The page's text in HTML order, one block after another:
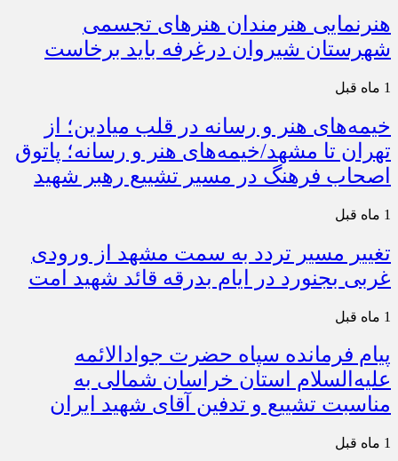
هنرنمایی هنرمندان هنرهای تجسمی
شهرستان شیروان درغرفه باید برخاست
1 ماه قبل
خیمه‌های هنر و رسانه در قلب میادین؛ از
تهران تا مشهد/خیمه‌های هنر و رسانه؛ پاتوق
اصحاب فرهنگ در مسیر تشییع رهبر شهید
1 ماه قبل
تغییر مسیر تردد به سمت مشهد از ورودی
غربی بجنورد در ایام بدرقه قائد شهید امت
1 ماه قبل
پیام فرمانده سپاه حضرت جوادالائمه
علیه‌السلام استان خراسان شمالی به
مناسبت تشییع و تدفین آقای شهید ایران
1 ماه قبل